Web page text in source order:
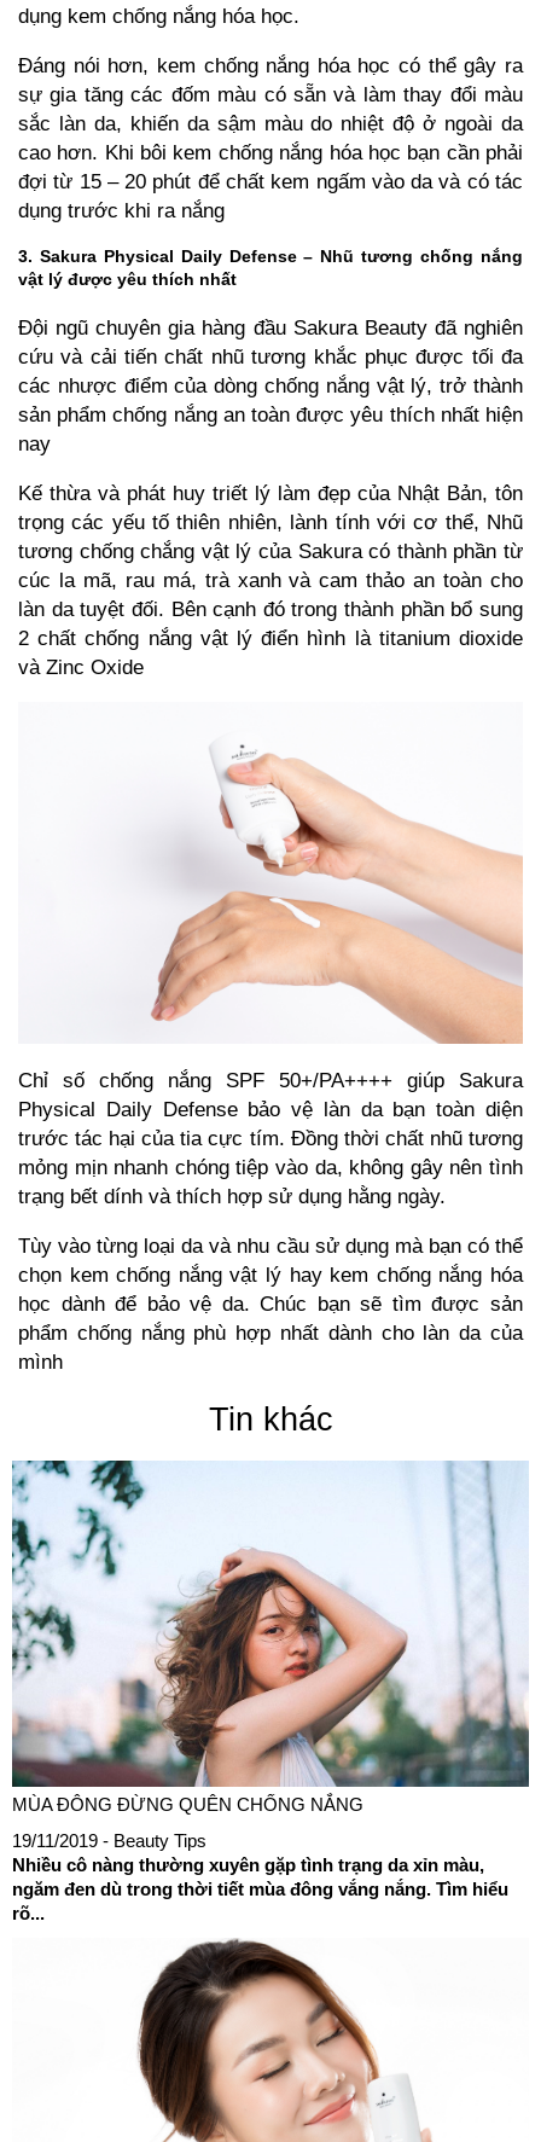
dụng kem chống nắng hóa học.
Đáng nói hơn, kem chống nắng hóa học có thể gây ra
sự gia tăng các đốm màu có sẵn và làm thay đổi màu
sắc làn da, khiến da sậm màu do nhiệt độ ở ngoài da
cao hơn. Khi bôi kem chống nắng hóa học bạn cần phải
đợi từ 15 – 20 phút để chất kem ngấm vào da và có tác
dụng trước khi ra nắng
3. Sakura Physical Daily Defense – Nhũ tương chống nắng
vật lý được yêu thích nhất
Đội ngũ chuyên gia hàng đầu Sakura Beauty đã nghiên
cứu và cải tiến chất nhũ tương khắc phục được tối đa
các nhược điểm của dòng chống nắng vật lý, trở thành
sản phẩm chống nắng an toàn được yêu thích nhất hiện
nay
Kế thừa và phát huy triết lý làm đẹp của Nhật Bản, tôn
trọng các yếu tố thiên nhiên, lành tính với cơ thể, Nhũ
tương chống chắng vật lý của Sakura có thành phần từ
cúc la mã, rau má, trà xanh và cam thảo an toàn cho
làn da tuyệt đối. Bên cạnh đó trong thành phần bổ sung
2 chất chống nắng vật lý điển hình là titanium dioxide
và Zinc Oxide
Chỉ số chống nắng SPF 50+/PA++++ giúp Sakura
Physical Daily Defense bảo vệ làn da bạn toàn diện
trước tác hại của tia cực tím. Đồng thời chất nhũ tương
mỏng mịn nhanh chóng tiệp vào da, không gây nên tình
trạng bết dính và thích hợp sử dụng hằng ngày.
Tùy vào từng loại da và nhu cầu sử dụng mà bạn có thể
chọn kem chống nắng vật lý hay kem chống nắng hóa
học dành để bảo vệ da. Chúc bạn sẽ tìm được sản
phẩm chống nắng phù hợp nhất dành cho làn da của
mình
Tin khác
MÙA ĐÔNG ĐỪNG QUÊN CHỐNG NẮNG
19/11/2019 - Beauty Tips
Nhiều cô nàng thường xuyên gặp tình trạng da xỉn màu,
ngăm đen dù trong thời tiết mùa đông vắng nắng. Tìm hiểu
rõ...